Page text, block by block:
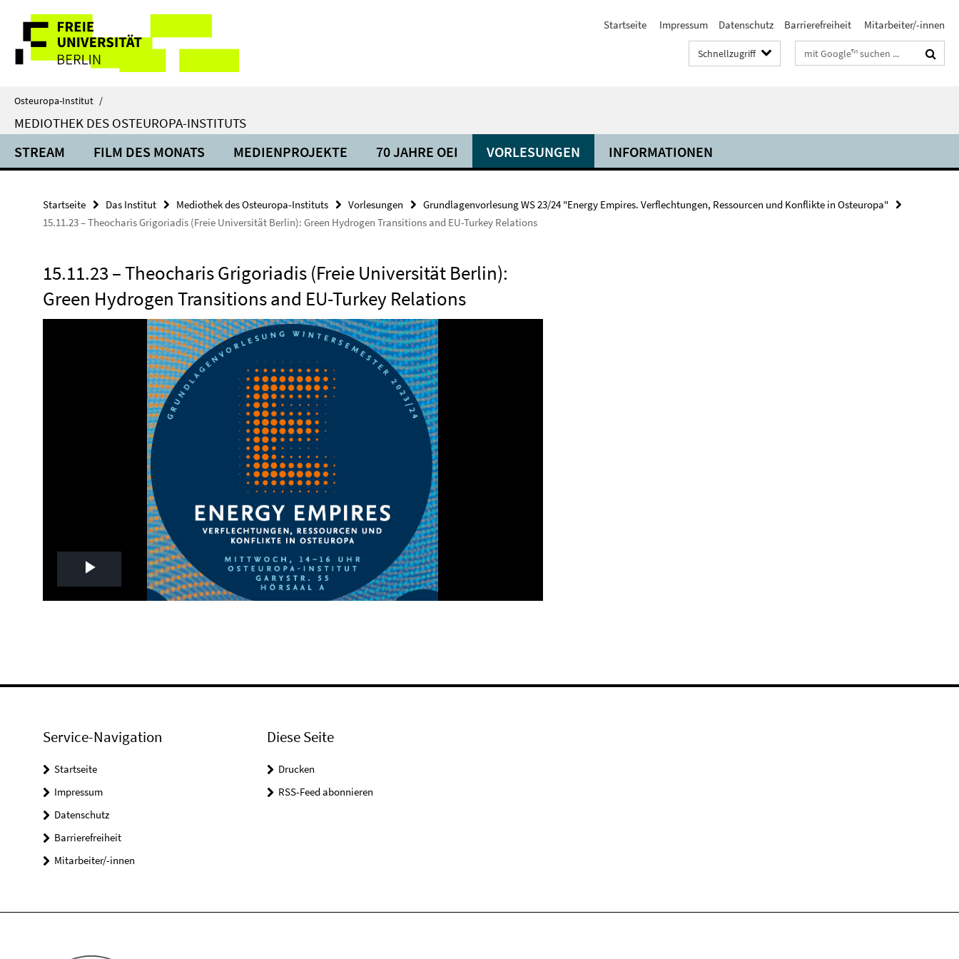
direkt
Inhalt
Service-
Navigation
Startseite Impressum Datenschutz Barrierefreiheit Mitarbeiter/-innen
Schnellzugriff Suchbegriffe
Osteuropa-Institut /
MEDIOTHEK DES OSTEUROPA-INSTITUTS
STREAM FILM DES MONATS MEDIENPROJEKTE 70 JAHRE OEI VORLESUNGEN INFORMATIONEN
Startseite Das Institut Mediothek des Osteuropa-Instituts Vorlesungen
Grundlagenvorlesung WS 23/24 "Energy Empires. Verflechtungen, Ressourcen und Konflikte in Osteuropa"
15.11.23 – Theocharis Grigoriadis (Freie Universität Berlin): Green Hydrogen Transitions and EU-Turkey Relations
15.11.23 – Theocharis Grigoriadis (Freie Universität Berlin):
Green Hydrogen Transitions and EU-Turkey Relations
Play
Service-Navigation
Startseite
Impressum
Datenschutz
Barrierefreiheit
Mitarbeiter/-innen
Diese Seite
Drucken
RSS-Feed abonnieren